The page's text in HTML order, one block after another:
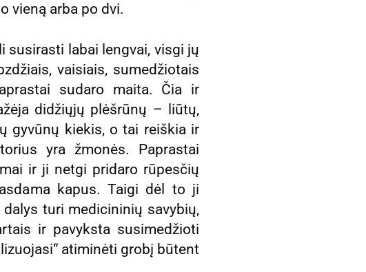
vieną arba po dvi.
susirasti labai lengvai, visgi jų
vaisiais, sumedžiotais
sudaro maita. Čia ir
didžiųjų plėšrūnų – liūtų,
gyvūnų kiekis, o tai reiškia ir
yra žmonės. Paprastai
ir ji netgi pridaro rūpesčių
kapus. Taigi dėl to ji
turi medicininių savybių,
ir pavyksta susimedžioti
atiminėti grobį būtent